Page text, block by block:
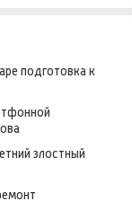
подготовка к
злостный